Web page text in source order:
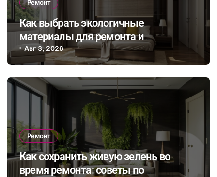
Ремонт
Как выбрать экологичные
материалы для ремонта и
сэкономить на энергопотреблении в
будущем
Авг 3, 2026
Ремонт
Как сохранить живую зелень во
время ремонта: советы по